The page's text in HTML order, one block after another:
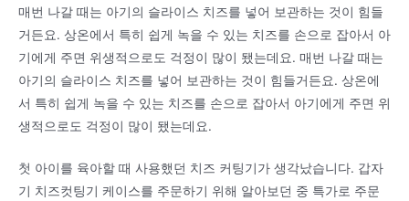
매번 나갈 때는 아기의 슬라이스 치즈를 넣어 보관하는 것이 힘들
거든요. 상온에서 특히 쉽게 녹을 수 있는 치즈를 손으로 잡아서 아
기에게 주면 위생적으로도 걱정이 많이 됐는데요. 매번 나갈 때는
아기의 슬라이스 치즈를 넣어 보관하는 것이 힘들거든요. 상온에
서 특히 쉽게 녹을 수 있는 치즈를 손으로 잡아서 아기에게 주면 위
생적으로도 걱정이 많이 됐는데요.
첫 아이를 육아할 때 사용했던 치즈 커팅기가 생각났습니다. 갑자
기 치즈컷팅기 케이스를 주문하기 위해 알아보던 중 특가로 주문